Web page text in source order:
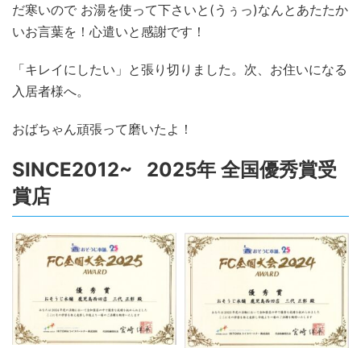
だ寒いので お湯を使って下さいと(うぅっ)なんとあたたか
いお言葉を！心遣いと感謝です！
「キレイにしたい」と張り切りました。次、お住いになる
入居者様へ。
おばちゃん頑張って磨いたよ！
SINCE2012~ 2025年 全国優秀賞受
賞店